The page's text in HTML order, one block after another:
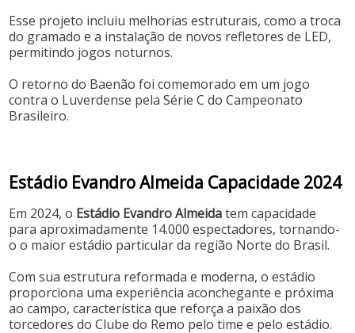
Esse projeto incluiu melhorias estruturais, como a troca
do gramado e a instalação de novos refletores de LED,
permitindo jogos noturnos.
O retorno do Baenão foi comemorado em um jogo
contra o Luverdense pela Série C do Campeonato
Brasileiro.
Estádio Evandro Almeida Capacidade 2024
Em 2024, o Estádio Evandro Almeidatem capacidade
para aproximadamente 14.000 espectadores, tornando-
o o maior estádio particular da região Norte do Brasil.
Com sua estrutura reformada e moderna, o estádio
proporciona uma experiência aconchegante e próxima
ao campo, característica que reforça a paixão dos
torcedores do Clube do Remo pelo time e pelo estádio.